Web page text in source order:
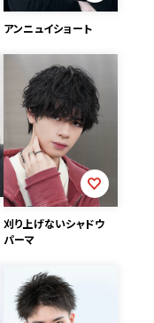
アンニュイショート
刈り上げないシャドウ
パーマ